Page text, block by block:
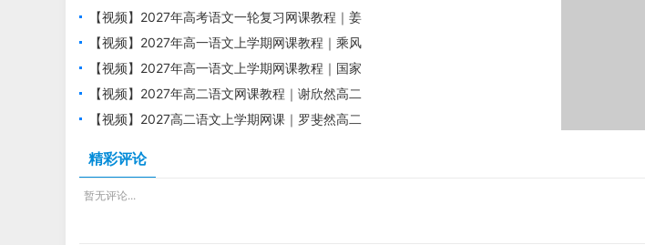
洋高三语文上学期暑假班视频教程
【视频】2027年高考语文一轮复习网课教程｜姜
博杨高三语文上学期暑假班视频教程
【视频】2027年高一语文上学期网课教程｜乘风
高一语文暑假班视频教程
【视频】2027年高一语文上学期网课教程｜国家
玮高一语文暑假班视频教程
【视频】2027年高二语文网课教程｜谢欣然高二
语文上学期暑假班视频教程
【视频】2027高二语文上学期网课｜罗斐然高二
精彩评论
暂无评论...